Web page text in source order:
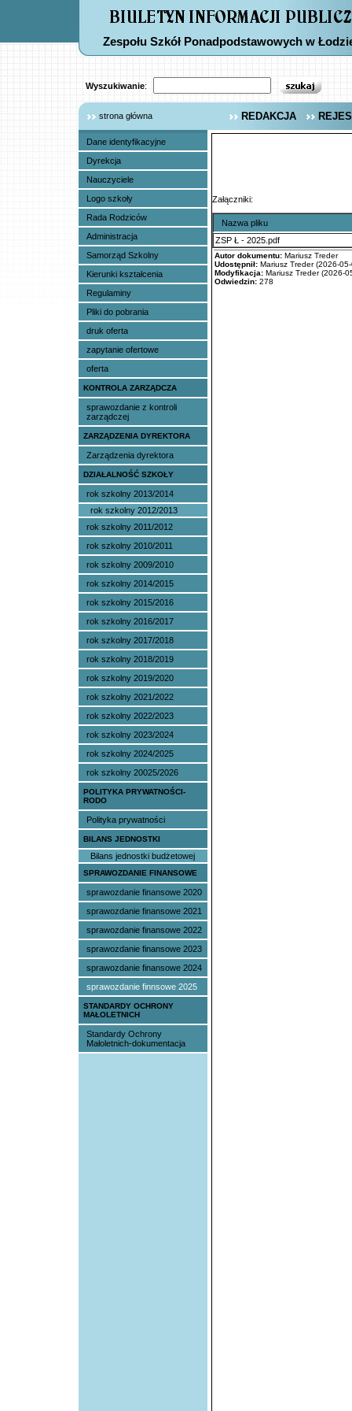
Zespołu Szkół Ponadpodstawowych w
Wyszukiwanie:
strona główna REDAKCJA
Dane identyfikacyjne
Dyrekcja
Nauczyciele
Logo szkoły
Rada Rodziców
Administracja
Samorząd Szkolny
Kierunki kształcenia
Regulaminy
Pliki do pobrania
druk oferta
zapytanie ofertowe
oferta
KONTROLA ZARZĄDCZA
sprawozdanie z kontroli
zarządczej
ZARZĄDZENIA DYREKTORA
Zarządzenia dyrektora
DZIAŁALNOŚĆ SZKOŁY
rok szkolny 2013/2014
rok szkolny 2012/2013
rok szkolny 2011/2012
rok szkolny 2010/2011
rok szkolny 2009/2010
rok szkolny 2014/2015
rok szkolny 2015/2016
rok szkolny 2016/2017
rok szkolny 2017/2018
rok szkolny 2018/2019
rok szkolny 2019/2020
rok szkolny 2021/2022
rok szkolny 2022/2023
rok szkolny 2023/2024
rok szkolny 2024/2025
rok szkolny 20025/2026
POLITYKA PRYWATNOŚCI-
RODO
Polityka prywatności
BILANS JEDNOSTKI
Bilans jednostki budżetowej
SPRAWOZDANIE FINANSOWE
sprawozdanie finansowe 2020
sprawozdanie finansowe 2021
sprawozdanie finansowe 2022
sprawozdanie finansowe 2023
sprawozdanie finansowe 2024
sprawozdanie finnsowe 2025
STANDARDY OCHRONY
MAŁOLETNICH
Standardy Ochrony
Małoletnich-dokumentacja
Załączniki:
Nazwa pliku
ZSP Ł - 2025.pdf
Autor dokumentu: Mariusz Treder
Udostępnił: Mariusz Treder (2026-
Modyfikacja: Mariusz Treder (2026-
Odwiedzin: 278